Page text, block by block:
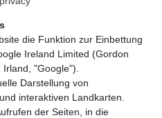
die Funktion zur Einbettung
Ireland Limited (Gordon
"Google").
Darstellung von
interaktiven Landkarten.
der Seiten, in die